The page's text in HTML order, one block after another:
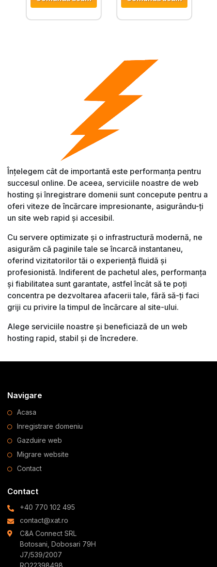
Înțelegem cât de importantă este performanța pentru
succesul online. De aceea, serviciile noastre de web
hosting și înregistrare domenii sunt concepute pentru a
oferi viteze de încărcare impresionante, asigurându-ți
un site web rapid și accesibil.
Cu servere optimizate și o infrastructură modernă, ne
asigurăm că paginile tale se încarcă instantaneu,
oferind vizitatorilor tăi o experiență fluidă și
profesionistă. Indiferent de pachetul ales, performanța
și fiabilitatea sunt garantate, astfel încât să te poți
concentra pe dezvoltarea afacerii tale, fără să-ți faci
griji cu privire la timpul de încărcare al site-ului.
Alege serviciile noastre și beneficiază de un web
hosting rapid, stabil și de încredere.
Navigare
Acasa
Inregistrare domeniu
Gazduire web
Migrare website
Contact
Contact
+40 770 102 495
contact@xat.ro
C&A Connect SRL
Botosani, Dobosari 79H
J7/539/2007
RO22398498